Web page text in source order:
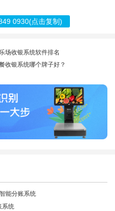
0930(点击复制)
场收银系统软件排名
收银系统哪个牌子好？
能分账系统
系统